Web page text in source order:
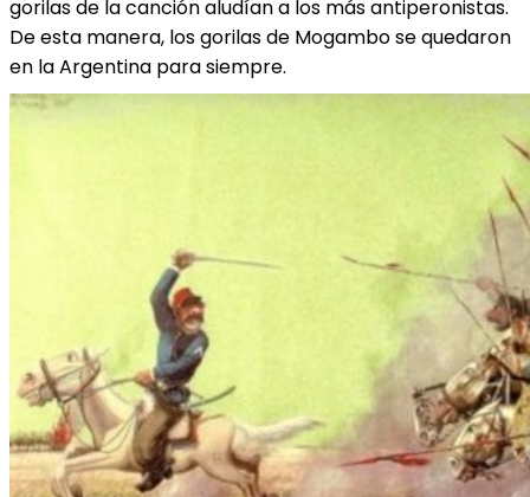
gorilas de la canción aludían a los más antiperonistas.
De esta manera, los gorilas de Mogambo se quedaron
en la Argentina para siempre.